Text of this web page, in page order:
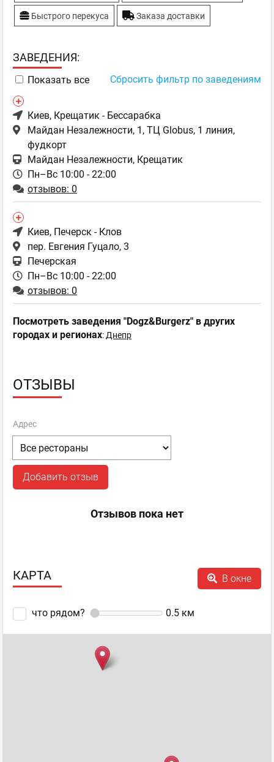
Быстрого перекуса Заказа доставки
ЗAВЕДЕНИЯ:
Показать все Сбросить фильтр по заведениям
Киев, Крещатик - Бессарабка
Майдан Незалежности, 1, ТЦ Globus, 1 линия,
фудкорт
Майдан Незалежности, Крещатик
Пн–Вс 10:00 - 22:00
отзывов: 0
Киев, Печерск - Клов
пер. Евгения Гуцало, 3
Печерская
Пн–Вс 10:00 - 22:00
отзывов: 0
Посмотреть заведения "Dogz&Burgerz" в других
городах и регионах:Днепр
ОТЗЫВЫ
Адрес
Добавить отзыв
Отзывов пока нет
КАРТА В окне
что рядом? 0.5 км